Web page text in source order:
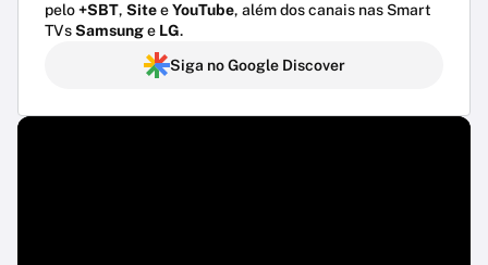
pelo+SBT, SiteeYouTube, além dos canais nas Smart
TVsSamsunge LG.
Siga no Google Discover